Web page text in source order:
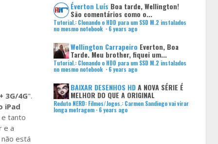
3G/4G".
iPad
e tanto
e a
está
Éverton Luís Boa tarde, Wellington!
São comentários como o...
Tutorial.: Clonando o HDD para um SSD M.2 instalados
no mesmo notebook · 6 years ago
Wellington Carrapeiro Everton, Boa
Tarde. Meu brother, fiquei um...
Tutorial.: Clonando o HDD para um SSD M.2 instalados
no mesmo notebook · 6 years ago
BAIXAR DESENHOS HD A NOVA SÉRIE É
MELHOR DO QUE A ORIGINAL
Reduto NERD: Filmes/Jogos.: Carmen Sandiego vai virar
longa metragem· 6 years ago